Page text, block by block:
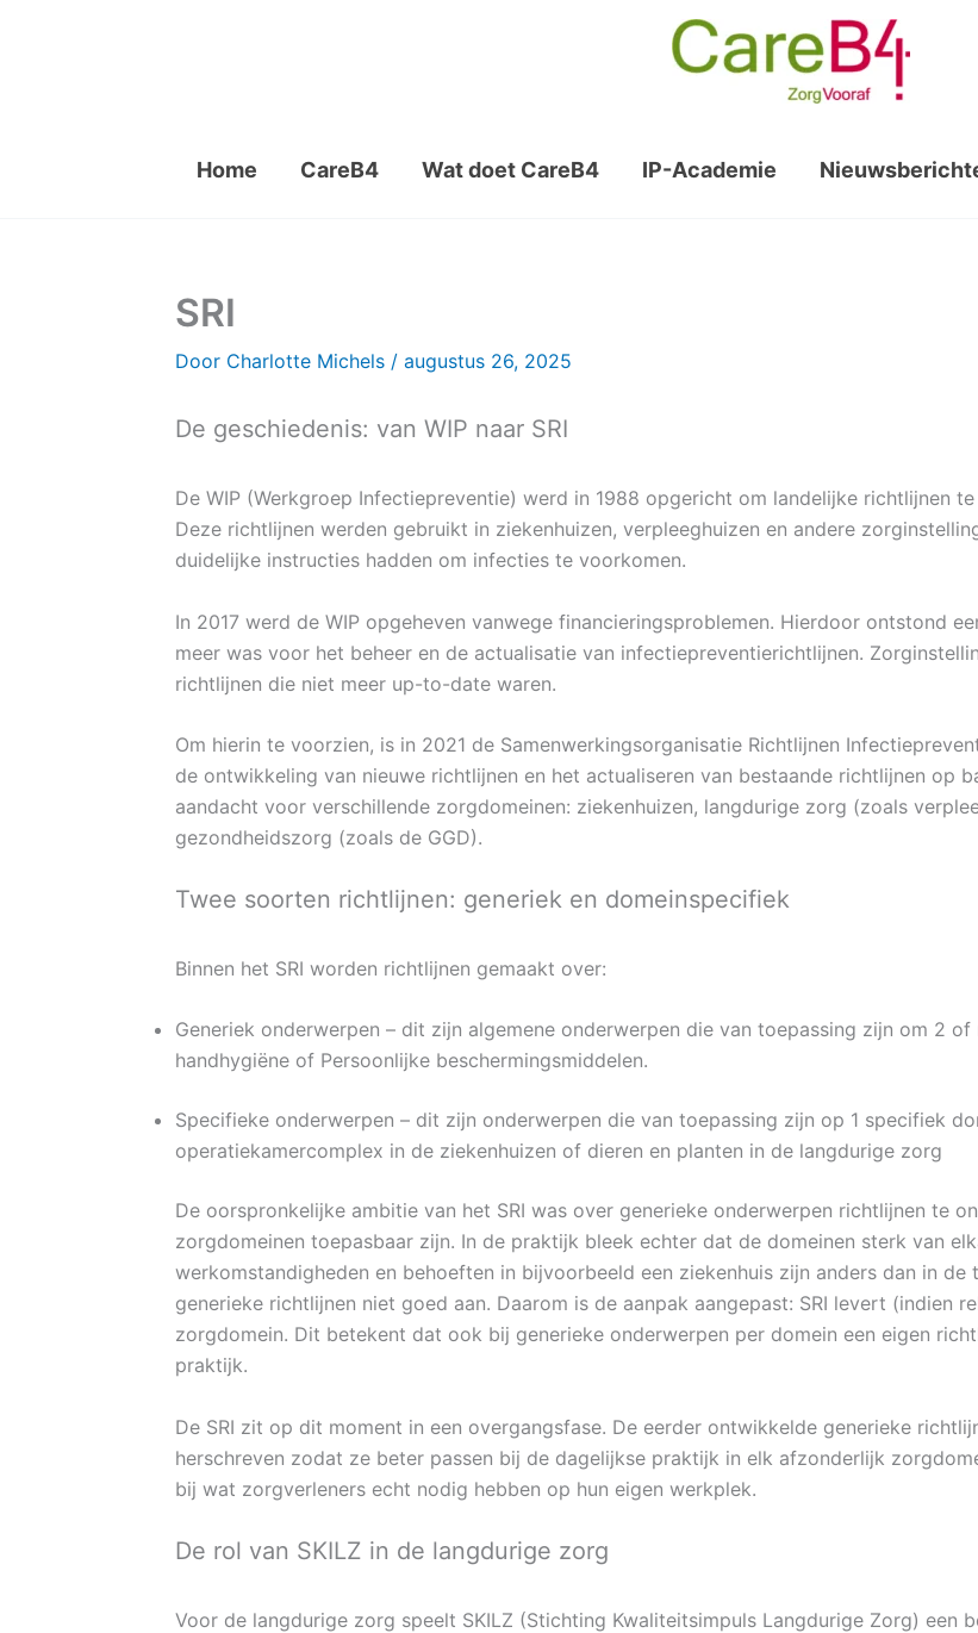
Home CareB4 Wat doet CareB4 IP-Academie
SRI
Door Charlotte Michels / augustus 26, 2025
De geschiedenis: van WIP naar SRI
De WIP (Werkgroep Infectiepreventie) werd in 1988 opgericht om landelijke richtlijnen
Deze richtlijnen werden gebruikt in ziekenhuizen, verpleeghuizen en andere
duidelijke instructies hadden om infecties te voorkomen.
In 2017 werd de WIP opgeheven vanwege financieringsproblemen. Hierdoor ontstond
meer was voor het beheer en de actualisatie van infectiepreventierichtlijnen.
richtlijnen die niet meer up-to-date waren.
Om hierin te voorzien, is in 2021 de Samenwerkingsorganisatie Richtlijnen
de ontwikkeling van nieuwe richtlijnen en het actualiseren van bestaande richtlijnen op
aandacht voor verschillende zorgdomeinen: ziekenhuizen, langdurige zorg (zoals
gezondheidszorg (zoals de GGD).
Twee soorten richtlijnen: generiek en domeinspecifiek
Binnen het SRI worden richtlijnen gemaakt over:
Generiek onderwerpen – dit zijn algemene onderwerpen die van toepassing zijn om 2
handhygiëne of Persoonlijke beschermingsmiddelen.
Specifieke onderwerpen – dit zijn onderwerpen die van toepassing zijn op 1 specifiek
operatiekamercomplex in de ziekenhuizen of dieren en planten in de langdurige zorg
De oorspronkelijke ambitie van het SRI was over generieke onderwerpen richtlijnen te
zorgdomeinen toepasbaar zijn. In de praktijk bleek echter dat de domeinen sterk van
werkomstandigheden en behoeften in bijvoorbeeld een ziekenhuis zijn anders dan in
generieke richtlijnen niet goed aan. Daarom is de aanpak aangepast: SRI levert (indien
zorgdomein. Dit betekent dat ook bij generieke onderwerpen per domein een eigen
praktijk.
De SRI zit op dit moment in een overgangsfase. De eerder ontwikkelde generieke
herschreven zodat ze beter passen bij de dagelijkse praktijk in elk afzonderlijk
bij wat zorgverleners echt nodig hebben op hun eigen werkplek.
De rol van SKILZ in de langdurige zorg
Voor de langdurige zorg speelt SKILZ (Stichting Kwaliteitsimpuls Langdurige Zorg) een